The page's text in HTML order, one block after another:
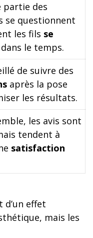
partie des
se questionnent
les fils se
dans le temps.
de suivre des
après la pose
les résultats.
les avis sont
tendent à
satisfaction
d’un effet
mais les